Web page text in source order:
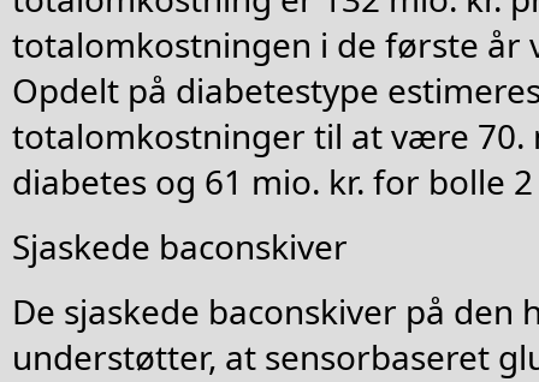
totalomkostningen i de første år
Opdelt på diabetestype
totalomkostninger til at være 70.
diabetes og 61 mio. kr. for bolle
Sjaskede baconskiver
De sjaskede baconskiver på den
understøtter, at sensorbaseret